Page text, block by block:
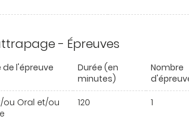
- Épreuves
de l'épreuve
Durée (en
minutes)
Nombre
ou Oral et/ou
120 1